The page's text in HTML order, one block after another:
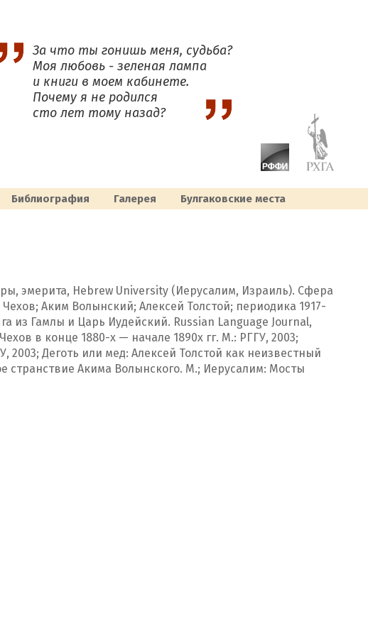
За что ты гонишь меня, судьба?
Моя любовь - зеленая лампа
и книги в моем кабинете.
Почему я не родился
сто лет тому назад?
Библиография Галерея Булгаковcкие места
эмерита, Hebrew University (Иерусалим, Израиль). Сфера
Аким Волынский; Алексей Толстой; периодика 1917-
из Гамлы и Царь Иудейский. Russian Language Journal,
в конце 1880-х — начале 1890х гг. М.: РГГУ, 2003;
Деготь или мед: Алексей Толстой как неизвестный
странствие Акима Волынского. М.; Иерусалим: Мосты